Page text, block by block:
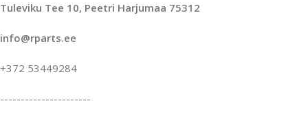
Tuleviku Tee 10, Peetri Harjumaa 75312
info@rparts.ee
+372 53449284
----------------------